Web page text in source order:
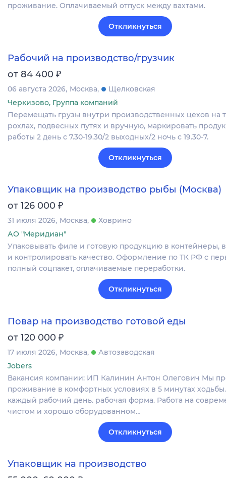
проживание. Оплачиваемый отпуск между вахтами.
Откликнуться
Рабочий на производство/грузчик
от 84 400 ₽
06 августа 2026 Москва
Щелковская
Черкизово, Группа компаний
Перемещать грузы внутри производственных цехов на
рохлах, подвесных путях и вручную, маркировать
работы 2 день с 7.30-19.30/2 выходных/2 ночь с 19.30-7.
Откликнуться
Упаковщик на производство рыбы (Москва)
от 126 000 ₽
31 июля 2026 Москва
Ховрино
АО "Меридиан"
Упаковывать филе и готовую продукцию в контейнеры,
и контролировать качество. Оформление по ТК РФ с
полный соцпакет, оплачиваемые переработки.
Откликнуться
Повар на производство готовой еды
от 120 000 ₽
17 июля 2026 Москва
Автозаводская
Jobers
Вакансия компании: ИП Калинин Антон Олегович Мы
проживание в комфортных условиях в 5 минутах
каждый рабочий день. рабочая форма. Работа на
чистом и хорошо оборудованном…
Откликнуться
Упаковщик на производство